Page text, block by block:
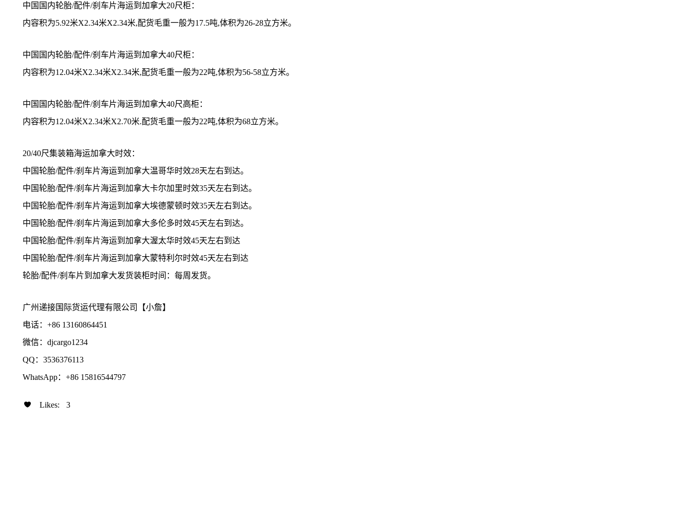
中国国内轮胎/配件/刹车片海运到加拿大20尺柜：
内容积为5.92米X2.34米X2.34米,配货毛重一般为17.5吨,体积为26-28立方米。
中国国内轮胎/配件/刹车片海运到加拿大40尺柜：
内容积为12.04米X2.34米X2.34米,配货毛重一般为22吨,体积为56-58立方米。
中国国内轮胎/配件/刹车片海运到加拿大40尺高柜：
内容积为12.04米X2.34米X2.70米.配货毛重一般为22吨,体积为68立方米。
20/40尺集装箱海运加拿大时效：
中国轮胎/配件/刹车片海运到加拿大温哥华时效28天左右到达。
中国轮胎/配件/刹车片海运到加拿大卡尔加里时效35天左右到达。
中国轮胎/配件/刹车片海运到加拿大埃德蒙顿时效35天左右到达。
中国轮胎/配件/刹车片海运到加拿大多伦多时效45天左右到达。
中国轮胎/配件/刹车片海运到加拿大渥太华时效45天左右到达
中国轮胎/配件/刹车片海运到加拿大蒙特利尔时效45天左右到达
轮胎/配件/刹车片到加拿大发货装柜时间：每周发货。
广州递接国际货运代理有限公司【小詹】
电话：+86 13160864451
微信：djcargo1234
QQ：3536376113
WhatsApp：+86 15816544797
Likes: 3